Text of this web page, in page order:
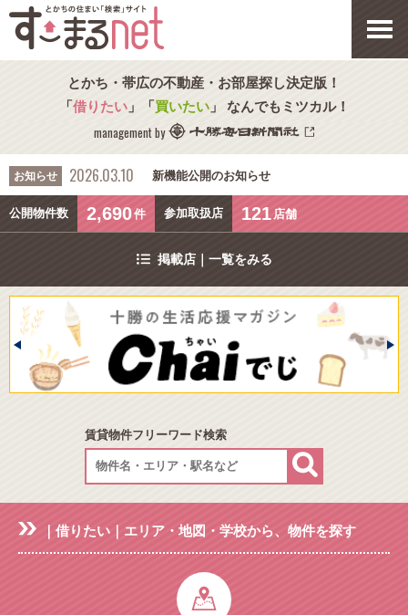
とかち・帯広の不動産・お部屋探し決定版！
「借りたい」「買いたい」 なんでもミツカル！
management by
お知らせ 2026.03.10 新機能公開のお知らせ
公開物件数 2,690件 参加取扱店 121 店舗
掲載店｜一覧をみる
賃貸物件フリーワード検索
｜借りたい｜エリア・地図・学校から、物件を探す